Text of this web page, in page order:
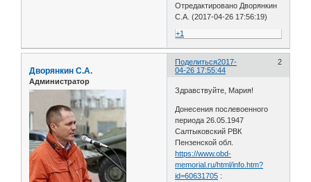
Отредактировано Дворянкин
С.А. (2017-04-26 17:56:19)
+1
Поделиться 2
2017-
04-26 17:55:44
Дворянкин С.А.
Администратор
Здравствуйте, Мария!
Донесения послевоенного
периода 26.05.1947
Салтыковский РВК
Пензенской обл.
https://www.obd-
memorial.ru/html/info.htm?
id=60631705 :